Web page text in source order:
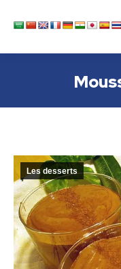
Les desserts